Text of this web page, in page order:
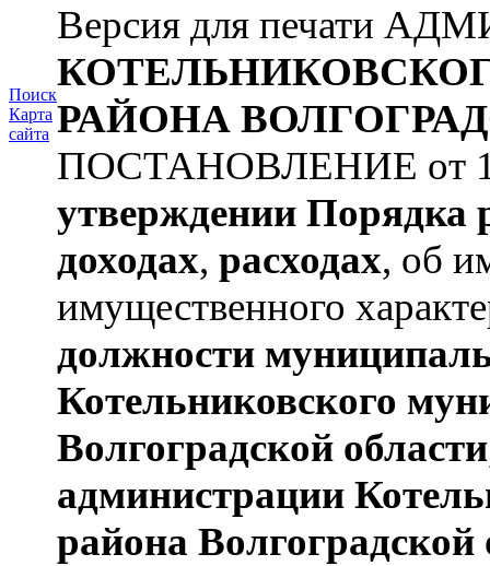
Поиск
Карта
сайта
Версия для печати
РАЙОНА
ПОСТАНОВЛЕНИЕ от
утверждении Порядка
доходах, расходах, об
имущественного
должности
Котельниковского
Волгоградской области
администрации
района Волгоградской